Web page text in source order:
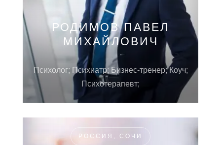
РОДИМОВ ПАВЕЛ
МИХАЙЛОВИЧ
Психолог; Психиатр; Бизнес-тренер; Коуч;
Психотерапевт;
РОССИЯ, СОЧИ